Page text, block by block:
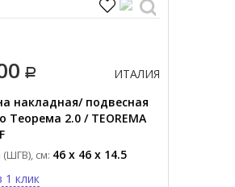
ИТАЛИЯ
накладная/ подвесная
Теорема 2.0 / TEOREMA
см: 46 x 46 x 14.5
1 клик